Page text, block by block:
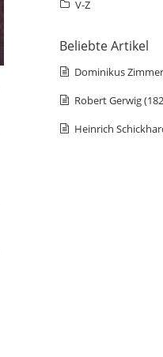
V-Z
Beliebte Artikel
Dominikus
Robert Gerwig
Heinrich